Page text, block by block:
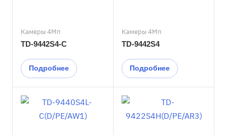
Камеры 4Мп
TD-9442S4-C
Подробнее
Камеры 4Мп
TD-9442S4
Подробнее